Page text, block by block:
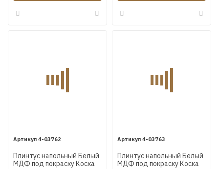
4-03762
Плинтус напольный Белый
МДФ под покраску Коска
4-03763
Плинтус напольный Белый
МДФ под покраску Коска